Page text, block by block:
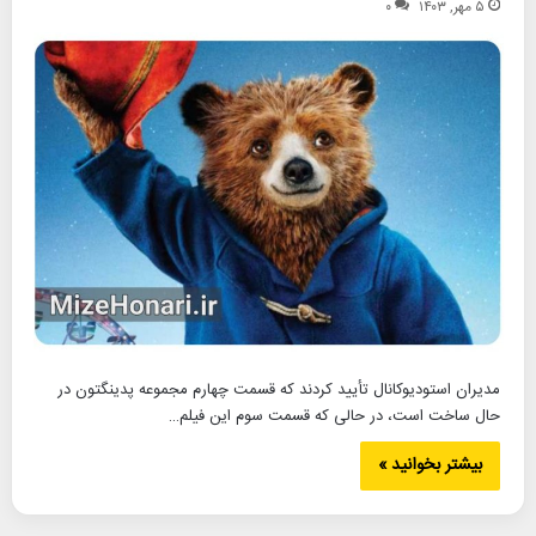
۵ مهر, ۱۴۰۳ ۰
مدیران استودیوکانال تأیید کردند که قسمت چهارم مجموعه پدینگتون در
حال ساخت است، در حالی که قسمت سوم این فیلم…
بیشتر بخوانید »